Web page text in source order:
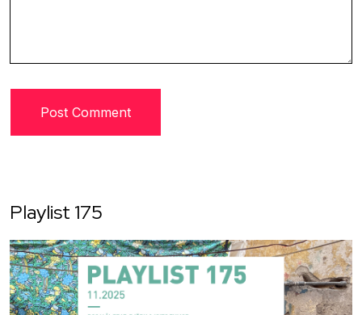
Playlist 175